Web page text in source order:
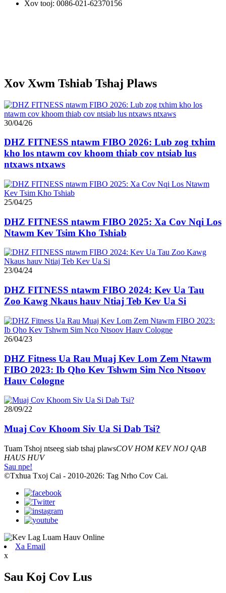
Xov tooj: 0086-021-62370156
Xov Xwm Tshiab Tshaj Plaws
30/04/26
DHZ FITNESS ntawm FIBO 2026: Lub zog txhim
kho los ntawm cov khoom thiab cov ntsiab lus
ntxaws ntxaws
25/04/25
DHZ FITNESS ntawm FIBO 2025: Xa Cov Nqi Los
Ntawm Kev Tsim Kho Tshiab
23/04/24
DHZ FITNESS ntawm FIBO 2024: Kev Ua Tau
Zoo Kawg Nkaus hauv Ntiaj Teb Kev Ua Si
26/04/23
DHZ Fitness Ua Rau Muaj Kev Lom Zem Ntawm
FIBO 2023: Ib Qho Kev Tshwm Sim Nco Ntsoov
Hauv Cologne
28/09/22
Muaj Cov Khoom Siv Ua Si Dab Tsi?
Tuam Tshoj ntseeg siab tshaj plawsCOV HOM KEV NOJ QAB
HAUS HUV
Sau npe!
©Txhua Txoj Cai - 2010-2026: Tag Nrho Cov Cai.
Xa Email
x
Sau Koj Cov Lus